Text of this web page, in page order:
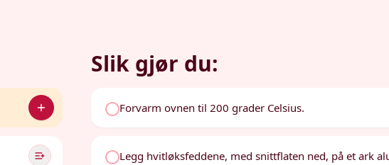
Slik gjør du:
Forvarm ovnen til 200 grader Celsius.
Legg hvitløksfeddene, med snittflaten ned, på et ark